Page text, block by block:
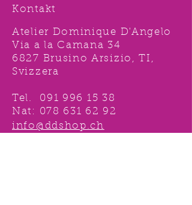
Kontakt
Atelier Dominique D'Angelo
Via a la Camana 34
6827 Brusino Arsizio, TI,
Svizzera
Tel. 091 996 15 38
Nat: 078 631 62 92
info@ddshop.ch